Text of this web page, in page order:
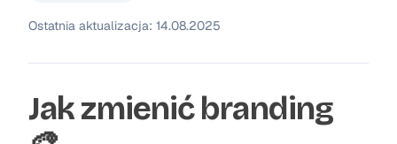
Ostatnia aktualizacja: 14.08.2025
Jak zmienić branding